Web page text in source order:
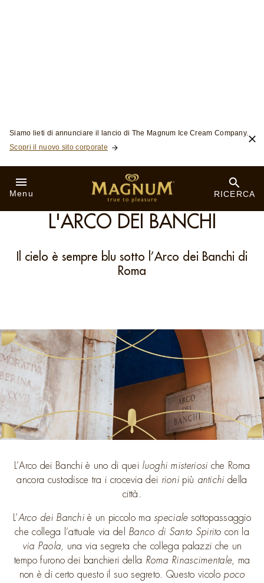
ROMA
L'ARCO DEI BANCHI
Il cielo è sempre blu sotto l’Arco dei Banchi di
Roma
L’Arco dei Banchi è uno di quei luoghi misteriosi che Roma
ancora custodisce tra i crocevia dei rioni più antichi della
città.
L’Arco dei Banchi è un piccolo ma speciale sottopassaggio
che collega l’attuale via del Banco di Santo Spirito con la
via Paola, una via segreta che collega palazzi che un
tempo furono dei banchieri della Roma Rinascimentale, ma
non è di certo questo il suo segreto. Questo vicolo poco